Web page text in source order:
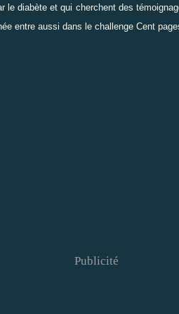
le diabète et qui cherchent des
entre aussi dans le challenge Cent
Publicité